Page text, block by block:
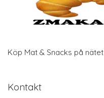
Köp Mat & Snacks på nätet
Kontakt